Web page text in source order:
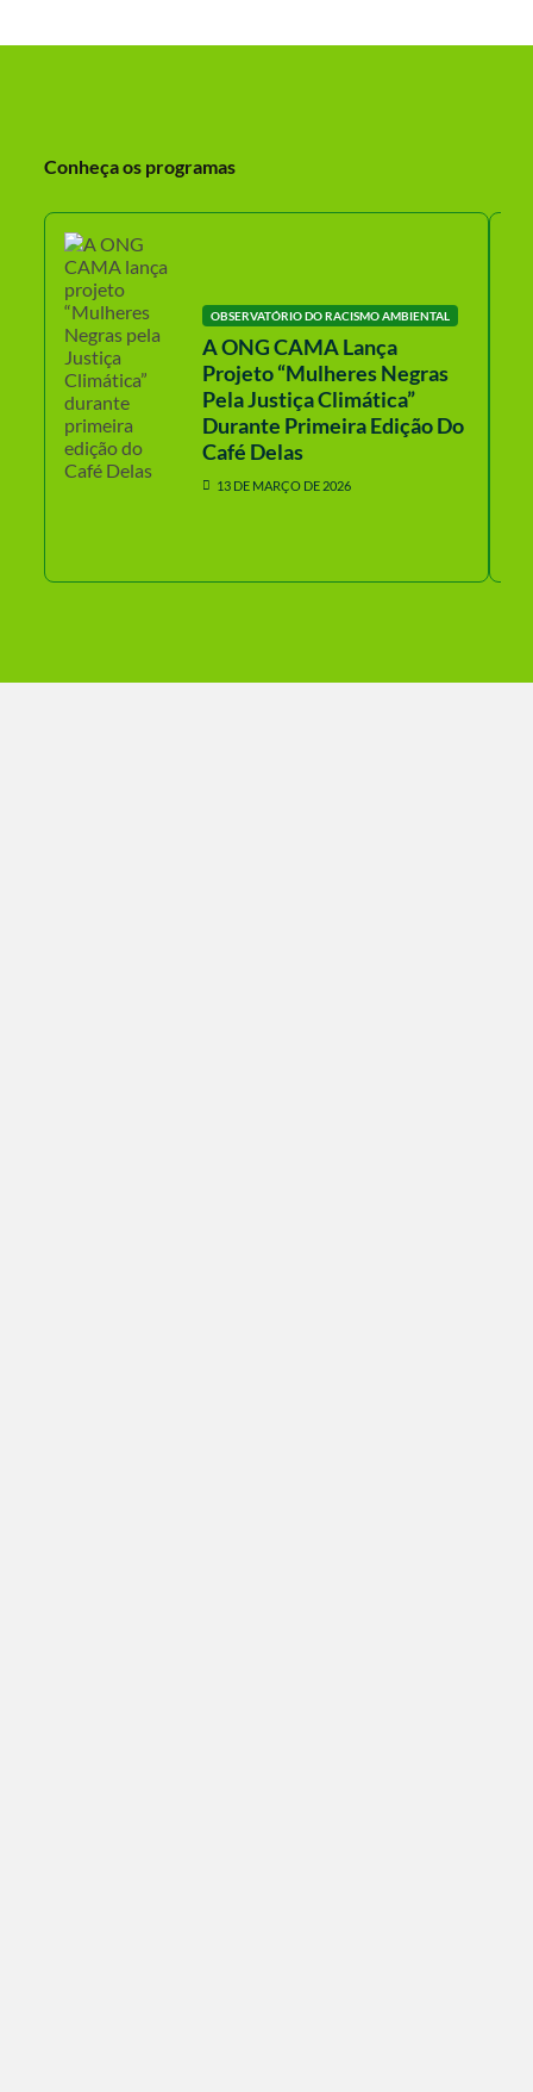
Conheça os programas
OBSERVATÓRIO DO RACISMO AMBIENTAL
A ONG CAMA Lança
Projeto “Mulheres Negras
Pela Justiça Climática”
Durante Primeira Edição Do
Café Delas
13 DE MARÇO DE 2026